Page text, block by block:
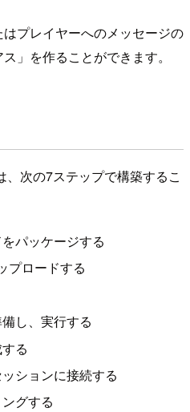
プレイヤーへのメッセージの
」を作ることができます。
次の7ステップで構築するこ
パッケージする
プロードする
し、実行する
る
ションに接続する
グする